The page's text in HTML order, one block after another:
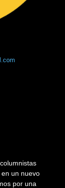
un nuevo
por una